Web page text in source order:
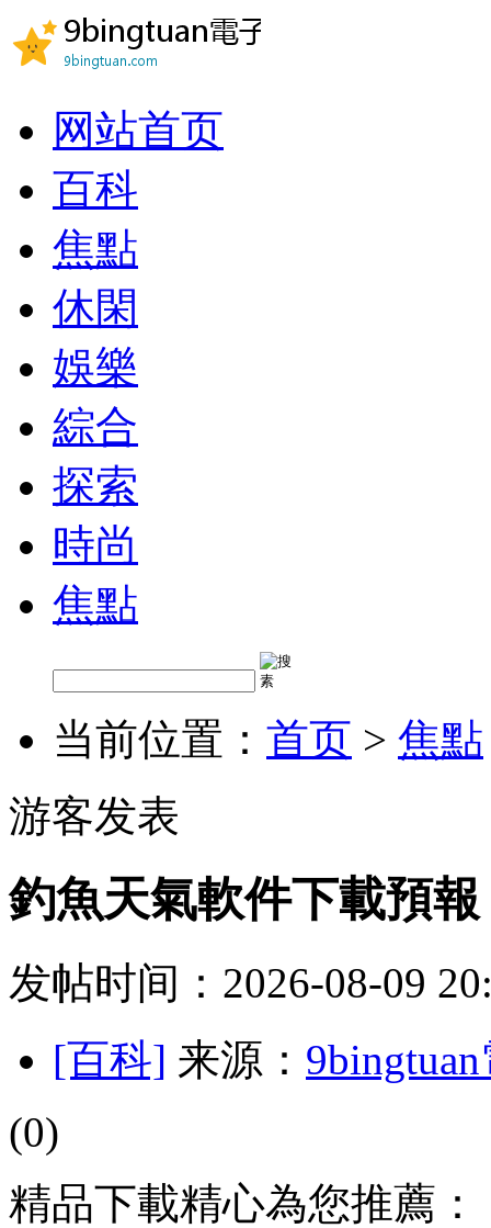
网站首页
百科
焦點
休閑
娛樂
綜合
探索
時尚
焦點
当前位置： 首页 > 焦點
游客发表
釣魚天氣軟件下載預報
发帖时间：2026-08-09
[百科] 来源：
(0)
精品下載精心為您推薦：